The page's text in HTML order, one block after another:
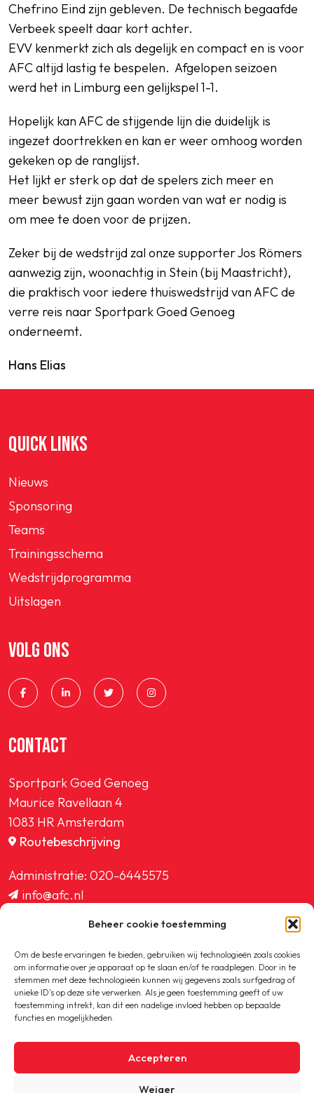
Beheer cookie toestemming
Om de beste ervaringen te bieden, gebruiken wij technologieën zoals cookies
om informatie over je apparaat op te slaan en/of te raadplegen. Door in te
stemmen met deze technologieën kunnen wij gegevens zoals surfgedrag of
unieke ID's op deze site verwerken. Als je geen toestemming geeft of uw
toestemming intrekt, kan dit een nadelige invloed hebben op bepaalde
functies en mogelijkheden.
Accepteren
Weiger
Chefrino Eind zijn gebleven. De technisch begaafde
Verbeek speelt daar kort achter.
EVV kenmerkt zich als degelijk en compact en is voor
AFC altijd lastig te bespelen. Afgelopen seizoen
werd het in Limburg een gelijkspel 1-1.
Hopelijk kan AFC de stijgende lijn die duidelijk is
ingezet doortrekken en kan er weer omhoog worden
gekeken op de ranglijst.
Het lijkt er sterk op dat de spelers zich meer en
meer bewust zijn gaan worden van wat er nodig is
om mee te doen voor de prijzen.
Zeker bij de wedstrijd zal onze supporter Jos Römers
aanwezig zijn, woonachtig in Stein (bij Maastricht),
die praktisch voor iedere thuiswedstrijd van AFC de
verre reis naar Sportpark Goed Genoeg
onderneemt.
Hans Elias
QUICK LINKS
Nieuws
Sponsoring
Teams
Trainingsschema
Wedstrijdprogramma
Uitslagen
VOLG ONS
CONTACT
Sportpark Goed Genoeg
Maurice Ravellaan 4
1083 HR Amsterdam
Routebeschrijving
Administratie: 020-6445575
info@afc.nl
ledenadministratie@afc.nl
Copyright © 2020-2026 AFC
Privacybeleid